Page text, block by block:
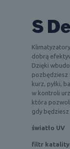
S
dobrą
Dzięki
pozbędziesz
kurz, pyłki,
w kontroli
która
gdy
światło UV
filtr